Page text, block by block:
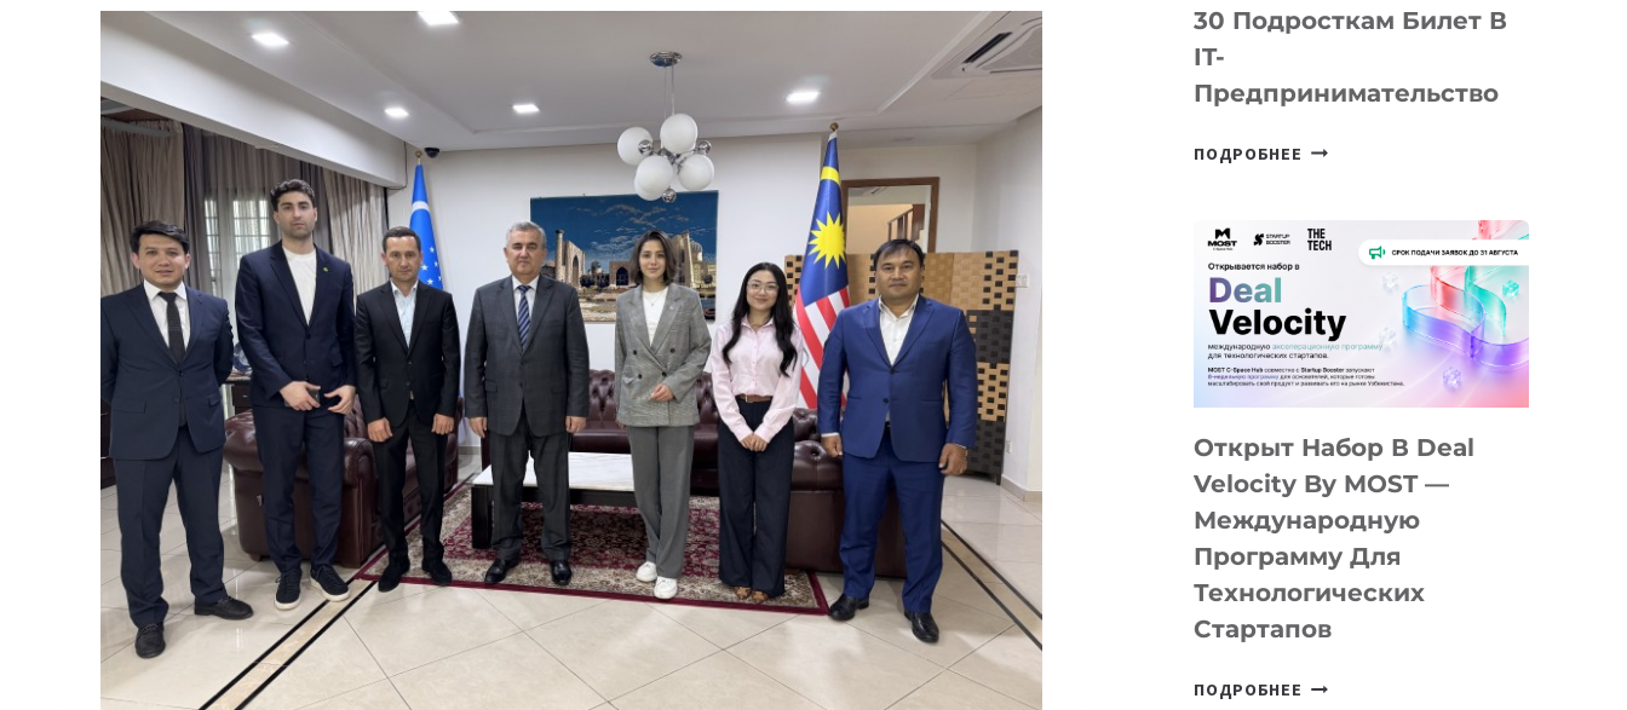
30 Подросткам Билет В
IT-
Предпринимательство
ПОДРОБНЕЕ ОТ
АЛМАТЫ:
YOUTH
CAMP
ДАЛ
ПОДРОСТКАМ
БИЛЕТ
IT-
ПРЕДПРИНИМАТЕЛЬСТВО
Открыт Набор В Deal
Velocity By MOST —
Международную
Программу Для
Технологических
Стартапов
ПОДРОБНЕЕ ОТКРЫТ